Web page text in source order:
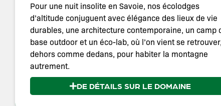
Pour une nuit insolite en Savoie, nos écolodges
d’altitude conjuguent avec élégance des lieux de vie
durables, une architecture contemporaine, un camp
base outdoor et un éco-lab, où l’on vient se retrouver,
dehors comme dedans, pour habiter la montagne
autrement.
DE DÉTAILS SUR LE DOMAINE